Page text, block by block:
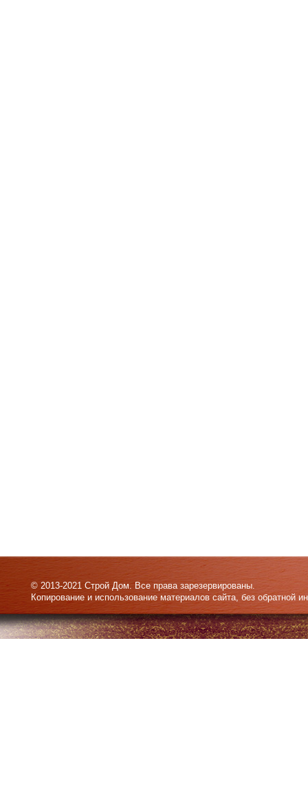
© 2013-2021 Строй Дом. Все права зарезервированы.
Копирование и использование материалов сайта, без обратной